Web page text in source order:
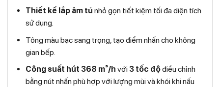
Thiết kế lắp âm tủ nhỏ gọn tiết kiệm tối đa diện tích
sử dụng.
Tông màu bạc sang trọng, tạo điểm nhấn cho không
gian bếp.
Công suất hút 368 m³/h với 3 tốc độđiều chỉnh
bằng nút nhấn phù hợp với lượng mùi và khói khi nấu